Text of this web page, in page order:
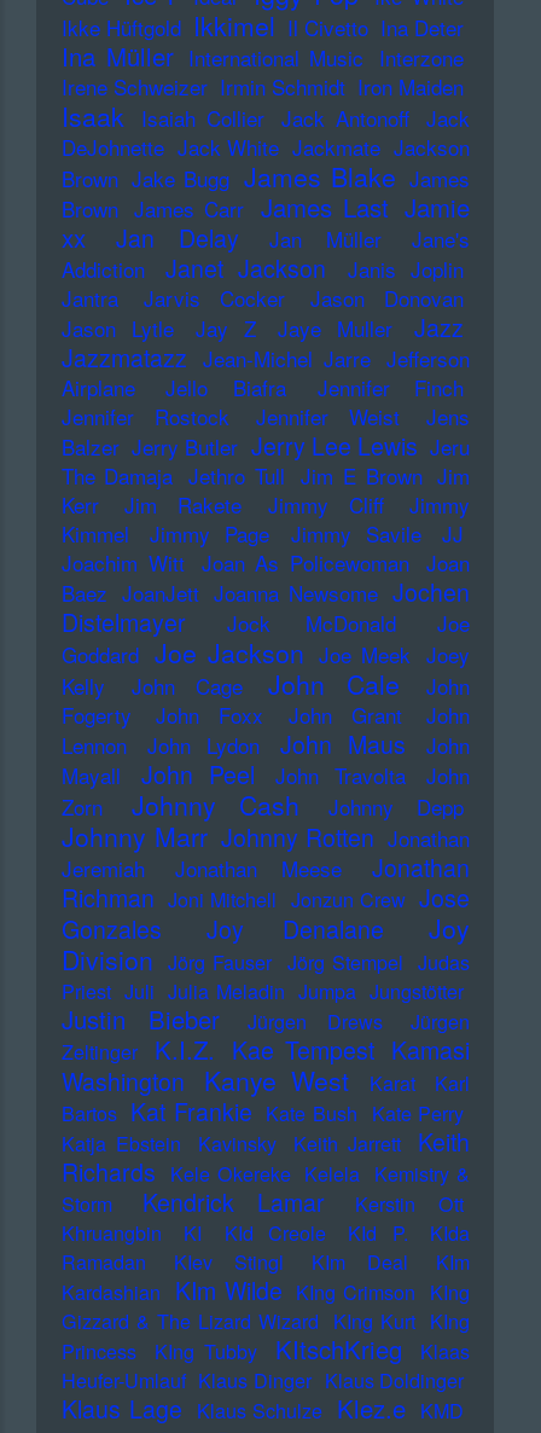
Ikke Hüftgold Ikkimel Il Civetto Ina Deter
Ina Müller International Music Interzone
Irene Schweizer Irmin Schmidt Iron Maiden
Isaak Isaiah Collier Jack Antonoff Jack
DeJohnette Jack White Jackmate Jackson
Brown Jake Bugg James Blake James
Brown James Carr James Last Jamie
xx
Jan Delay Jan Müller
Jane's
Addiction
Janet Jackson
Janis Joplin
Jantra
Jarvis Cocker
Jason Donovan
Jason Lytle
Jay Z Jaye Muller
Jazz
Jazzmatazz Jean-Michel Jarre Jefferson
Airplane
Jello Biafra
Jennifer Finch
Jennifer Rostock
Jennifer Weist
Jens
Balzer Jerry Butler Jerry Lee Lewis Jeru
The Damaja Jethro Tull Jim E Brown Jim
Kerr
Jim Rakete Jimmy Cliff
Jimmy
Kimmel
Jimmy Page Jimmy Savile
JJ
Joachim Witt Joan As Policewoman Joan
Baez JoanJett Joanna Newsome Jochen
Distelmayer
Jock McDonald
Joe
Goddard Joe Jackson Joe Meek Joey
Kelly
John Cage John Cale
John
Fogerty
John Foxx John Grant
John
Lennon
John Lydon John Maus
John
Mayall
John Peel John Travolta
John
Zorn
Johnny Cash Johnny Depp
Johnny Marr Johnny Rotten Jonathan
Jeremiah
Jonathan Meese
Jonathan
Richman Joni Mitchell Jonzun Crew Jose
Gonzales
Joy Denalane
Joy
Division Jörg Fauser Jörg Stempel Judas
Priest Juli Julia Meladin Jumpa Jungstötter
Justin Bieber Jürgen Drews
Jürgen
Zeltinger
K.I.Z. Kae Tempest Kamasi
Washington
Kanye West Karat
Karl
Bartos Kat Frankie Kate Bush Kate Perry
Katja Ebstein
Kavinsky Keith Jarrett
Keith
Richards Kele Okereke Kelela Kemistry &
Storm
Kendrick Lamar
Kerstin Ott
Khruangbin
KI KId Creole KId P.
KIda
Ramadan
KIev Stingl KIm Deal
KIm
Kardashian KIm Wilde KIng Crimson KIng
Gizzard & The Lizard Wizard KIng Kurt KIng
Princess
KIng Tubby KItschKrieg
Klaas
Heufer-Umlauf Klaus Dinger Klaus Doldinger
Klaus Lage Klaus Schulze Klez.e KMD